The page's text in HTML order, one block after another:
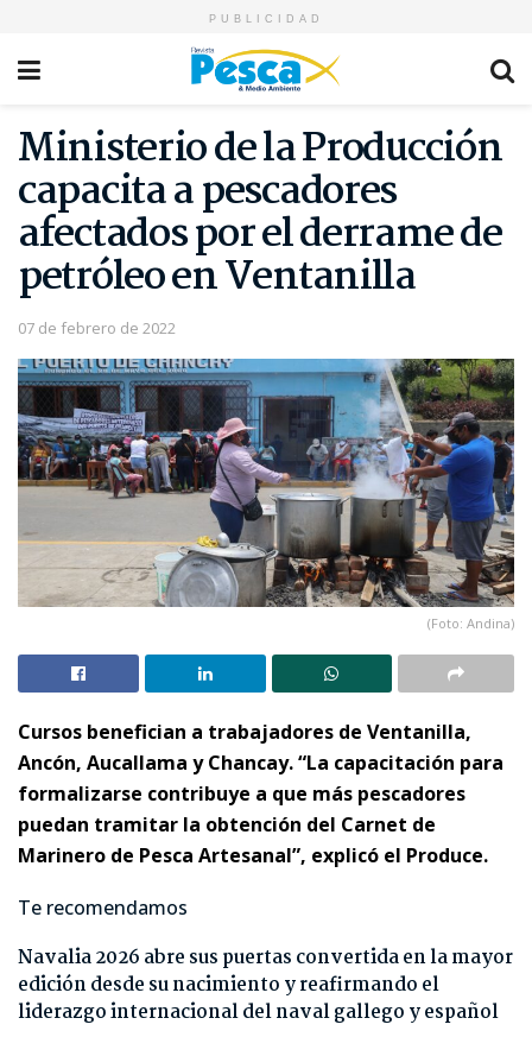
PUBLICIDAD
Ministerio de la Producción
capacita a pescadores
afectados por el derrame de
petróleo en Ventanilla
07 de febrero de 2022
(Foto: Andina)
Cursos benefician a trabajadores de Ventanilla,
Ancón, Aucallama y Chancay. “La capacitación para
formalizarse contribuye a que más pescadores
puedan tramitar la obtención del Carnet de
Marinero de Pesca Artesanal”, explicó el Produce.
Te recomendamos
Navalia 2026 abre sus puertas convertida en la mayor
edición desde su nacimiento y reafirmando el
liderazgo internacional del naval gallego y español